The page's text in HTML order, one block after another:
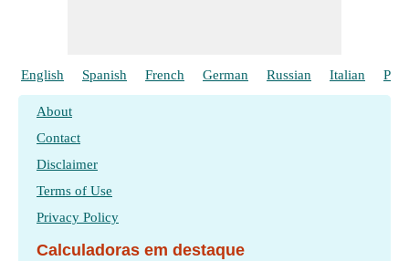
English Spanish French German Russian Italian
About
Contact
Disclaimer
Terms of Use
Privacy Policy
Calculadoras em destaque